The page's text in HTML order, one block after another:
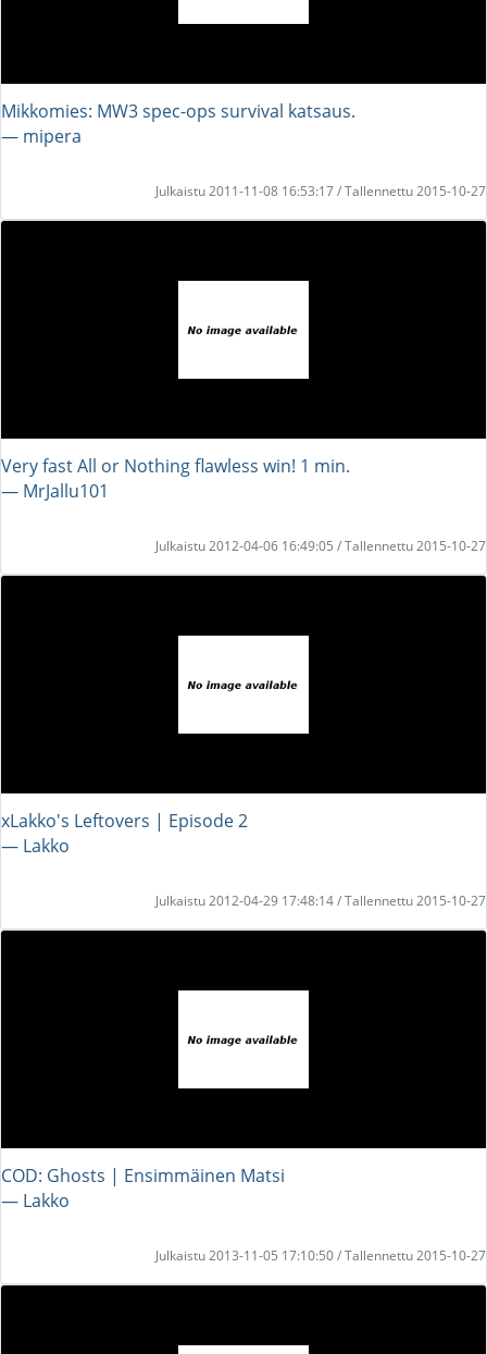
Mikkomies: MW3 spec-ops survival katsaus.
― mipera
Julkaistu 2011-11-08 16:53:17 / Tallennettu 2015-10-27
Very fast All or Nothing flawless win! 1 min.
― MrJallu101
Julkaistu 2012-04-06 16:49:05 / Tallennettu 2015-10-27
xLakko's Leftovers | Episode 2
― Lakko
Julkaistu 2012-04-29 17:48:14 / Tallennettu 2015-10-27
COD: Ghosts | Ensimmäinen Matsi
― Lakko
Julkaistu 2013-11-05 17:10:50 / Tallennettu 2015-10-27